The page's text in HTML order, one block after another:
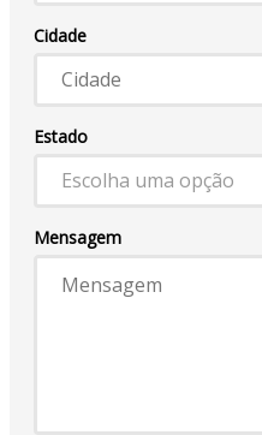
Cidade
Estado
Escolha uma opção
Mensagem